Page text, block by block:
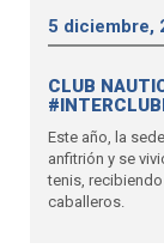
5 diciembre,
CLUB
Este año, la
anfitrión y se
tenis,
caballeros.